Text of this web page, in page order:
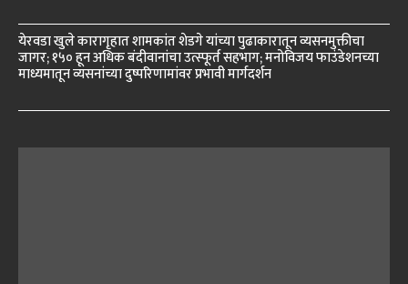
येरवडा खुले कारागृहात शामकांत शेडगे यांच्या पुढाकारातून व्यसनमुक्तीचा
जागर; १५० हून अधिक बंदीवानांचा उत्स्फूर्त सहभाग; मनोविजय फाउंडेशनच्या
माध्यमातून व्यसनांच्या दुष्परिणामांवर प्रभावी मार्गदर्शन